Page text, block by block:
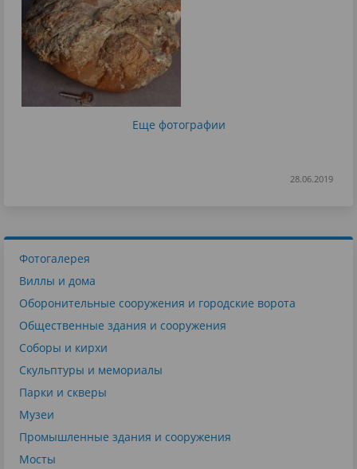
Еще фотографии
28.06.2019
Фотогалерея
Виллы и дома
Оборонительные сооружения и городские ворота
Общественные здания и сооружения
Соборы и кирхи
Скульптуры и мемориалы
Парки и скверы
Музеи
Промышленные здания и сооружения
Мосты